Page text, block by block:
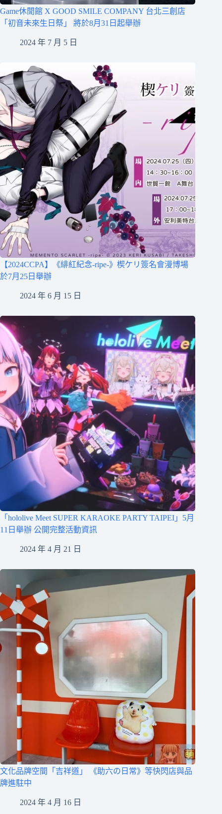
Game休閒館 X GOOD SMILE COMPANY 台北三創店
「初音未來生日祭」 將於8月31日起舉辦
2024 年 7 月 5 日
【2024CCPA】《緋紅紀念-ripe-》楔ケリ簽名會漫博場
於7月25日舉辦
2024 年 6 月 15 日
「hololive Meet SUPER KARAOKE PARTY TAIPEI」5月
11日舉辦 公開完整活動資訊
2024 年 4 月 21 日
文化品牌空間「吉祥道」 《助六の日常》等快閃店與品
牌進駐中
2024 年 4 月 16 日